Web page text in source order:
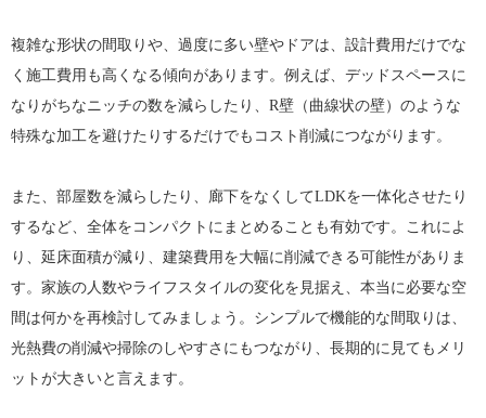
複雑な形状の間取りや、過度に多い壁やドアは、設計費用だけでな
く施工費用も高くなる傾向があります。例えば、デッドスペースに
なりがちなニッチの数を減らしたり、R壁（曲線状の壁）のような
特殊な加工を避けたりするだけでもコスト削減につながります。
また、部屋数を減らしたり、廊下をなくしてLDKを一体化させたり
するなど、全体をコンパクトにまとめることも有効です。これによ
り、延床面積が減り、建築費用を大幅に削減できる可能性がありま
す。家族の人数やライフスタイルの変化を見据え、本当に必要な空
間は何かを再検討してみましょう。シンプルで機能的な間取りは、
光熱費の削減や掃除のしやすさにもつながり、長期的に見てもメリ
ットが大きいと言えます。